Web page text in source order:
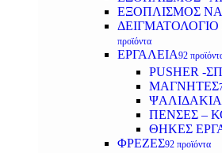
ΕΞΟΠΛΙΣΜΟΣ
προϊόντα
ΕΡΓΑΛΕΙΑ92
PUSHER -
ΜΑΓΝΗΤΕΣ
ΨΑΛΙΔΑΚΙΑ
ΠΕΝΣΕΣ –
ΘΗΚΕΣ
ΦΡΕΖΕΣ92 προϊόντα